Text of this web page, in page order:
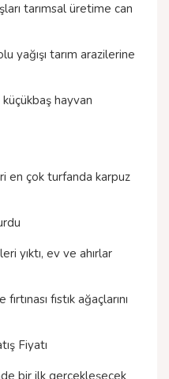
tarımsal üretime can
yağışı tarım arazilerine
hayvan
en çok turfanda karpuz
yıktı, ev ve ahırlar
fıstık ağaçlarını
Fiyatı